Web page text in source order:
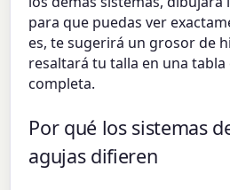
para que puedas ver
es, te sugerirá un grosor de
resaltará tu talla en una
completa.
Por qué los sistemas
agujas difieren